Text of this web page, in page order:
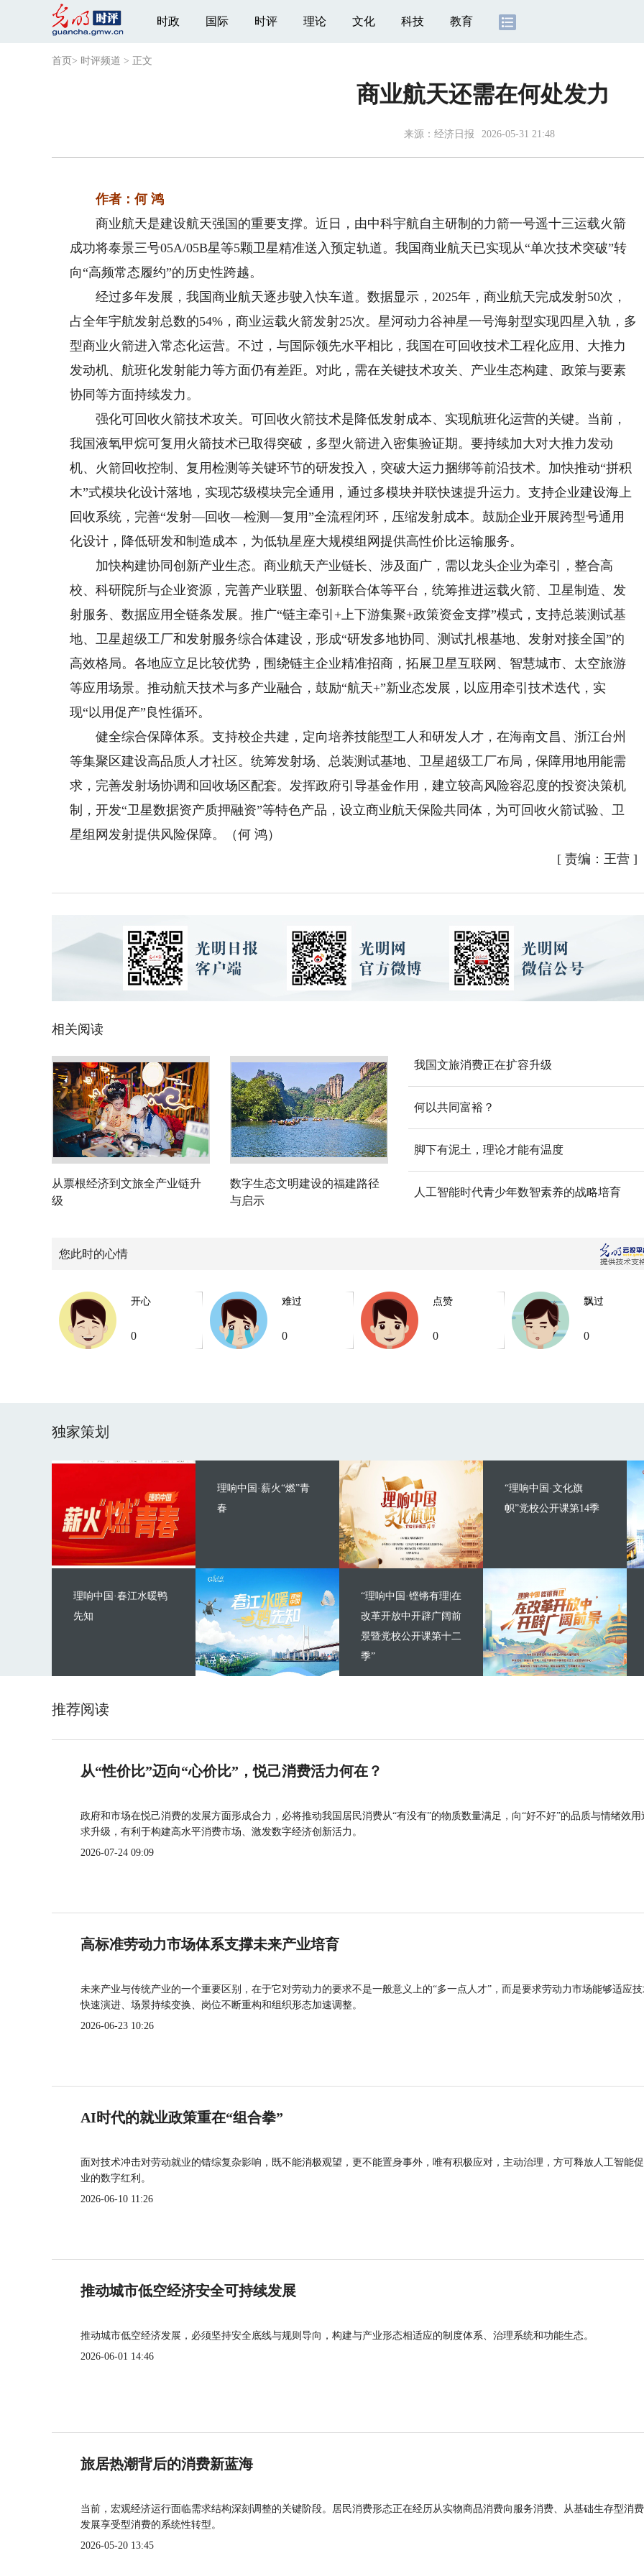
时政 国际 时评 理论 文化 科技 教育
首页 > 时评频道 > 正文
商业航天还需在何处发力
来源： 经济日报 2026-05-31 21:48
作者：何 鸿
商业航天是建设航天强国的重要支撑。近日，由中科宇航自主研制的力箭一号遥十三运载火箭
成功将泰景三号05A/05B星等5颗卫星精准送入预定轨道。我国商业航天已实现从“单次技术突破”转
向“高频常态履约”的历史性跨越。
经过多年发展，我国商业航天逐步驶入快车道。数据显示，2025年，商业航天完成发射50次，
占全年宇航发射总数的54%，商业运载火箭发射25次。星河动力谷神星一号海射型实现四星入轨，多
型商业火箭进入常态化运营。不过，与国际领先水平相比，我国在可回收技术工程化应用、大推力
发动机、航班化发射能力等方面仍有差距。对此，需在关键技术攻关、产业生态构建、政策与要素
协同等方面持续发力。
强化可回收火箭技术攻关。可回收火箭技术是降低发射成本、实现航班化运营的关键。当前，
我国液氧甲烷可复用火箭技术已取得突破，多型火箭进入密集验证期。要持续加大对大推力发动
机、火箭回收控制、复用检测等关键环节的研发投入，突破大运力捆绑等前沿技术。加快推动“拼积
木”式模块化设计落地，实现芯级模块完全通用，通过多模块并联快速提升运力。支持企业建设海上
回收系统，完善“发射—回收—检测—复用”全流程闭环，压缩发射成本。鼓励企业开展跨型号通用
化设计，降低研发和制造成本，为低轨星座大规模组网提供高性价比运输服务。
加快构建协同创新产业生态。商业航天产业链长、涉及面广，需以龙头企业为牵引，整合高
校、科研院所与企业资源，完善产业联盟、创新联合体等平台，统筹推进运载火箭、卫星制造、发
射服务、数据应用全链条发展。推广“链主牵引+上下游集聚+政策资金支撑”模式，支持总装测试基
地、卫星超级工厂和发射服务综合体建设，形成“研发多地协同、测试扎根基地、发射对接全国”的
高效格局。各地应立足比较优势，围绕链主企业精准招商，拓展卫星互联网、智慧城市、太空旅游
等应用场景。推动航天技术与多产业融合，鼓励“航天+”新业态发展，以应用牵引技术迭代，实
现“以用促产”良性循环。
健全综合保障体系。支持校企共建，定向培养技能型工人和研发人才，在海南文昌、浙江台州
等集聚区建设高品质人才社区。统筹发射场、总装测试基地、卫星超级工厂布局，保障用地用能需
求，完善发射场协调和回收场区配套。发挥政府引导基金作用，建立较高风险容忍度的投资决策机
制，开发“卫星数据资产质押融资”等特色产品，设立商业航天保险共同体，为可回收火箭试验、卫
星组网发射提供风险保障。（何 鸿）
[ 责编：王营 ]
相关阅读
从票根经济到文旅全产业链升
级
数字生态文明建设的福建路径
与启示
我国文旅消费正在扩容升级
何以共同富裕？
脚下有泥土，理论才能有温度
人工智能时代青少年数智素养的战略培育
您此时的心情
开心
0
难过
0
点赞
0
飘过
0
独家策划
理响中国·薪火“燃”青
春
理响中国·春江水暖鸭
先知
“理响中国·文化旗
帜”党校公开课第14季
“理响中国·铿锵有理|在
改革开放中开辟广阔前
景暨党校公开课第十二
季”
推荐阅读
从“性价比”迈向“心价比”，悦己消费活力何在？
政府和市场在悦己消费的发展方面形成合力，必将推动我国居民消费从“有没有”的物质数量满足，向“好不好”的品质与情绪效用
求升级，有利于构建高水平消费市场、激发数字经济创新活力。
2026-07-24 09:09
高标准劳动力市场体系支撑未来产业培育
未来产业与传统产业的一个重要区别，在于它对劳动力的要求不是一般意义上的“多一点人才”，而是要求劳动力市场能够适应
快速演进、场景持续变换、岗位不断重构和组织形态加速调整。
2026-06-23 10:26
AI时代的就业政策重在“组合拳”
面对技术冲击对劳动就业的错综复杂影响，既不能消极观望，更不能置身事外，唯有积极应对，主动治理，方可释放人工智能
业的数字红利。
2026-06-10 11:26
推动城市低空经济安全可持续发展
推动城市低空经济发展，必须坚持安全底线与规则导向，构建与产业形态相适应的制度体系、治理系统和功能生态。
2026-06-01 14:46
旅居热潮背后的消费新蓝海
当前，宏观经济运行面临需求结构深刻调整的关键阶段。居民消费形态正在经历从实物商品消费向服务消费、从基础生存型消
发展享受型消费的系统性转型。
2026-05-20 13:45